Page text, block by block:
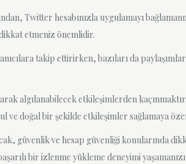
Twitter hesabınızla uygulamayı
etmeniz önemlidir.
takip ettirirken, bazıları da
algılanabilecek etkileşimlerden
ve doğal bir şekilde etkileşimler sağlamaya
güvenlik ve hesap güvenliği konularında
bir izlenme yükleme deneyimi yaşamanızı